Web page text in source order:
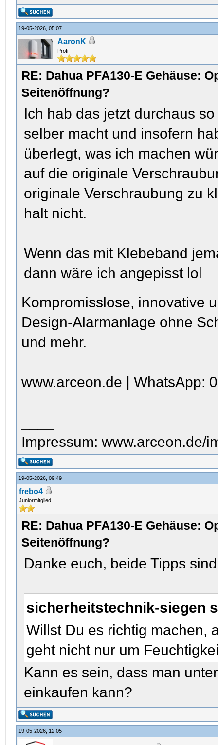
19-05-2026, 05:07
AaronK
Profi
RE: Dahua PFA130-E Gehäuse:
Seitenöffnung?
Ich hab das jetzt durchaus
selber macht und insofern
überlegt, was ich machen
auf die originale
originale Verschraubung zu
halt nicht.
Wenn das mit Klebeband
dann wäre ich angepisst lol
Kompromisslose, innovative
Design-Alarmanlage ohne
und mehr.
www.arceon.de | WhatsApp:
Impressum: www.arceon.de/
19-05-2026, 09:49
frebo4
Juniormitglied
RE: Dahua PFA130-E Gehäuse:
Seitenöffnung?
Danke euch, beide Tipps
sicherheitstechnik-siegen
Willst Du es richtig machen,
geht nicht nur um
Kann es sein, dass man
einkaufen kann?
19-05-2026, 12:05